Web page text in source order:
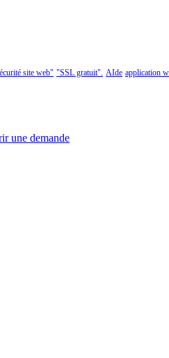
site web" "SSL gratuit". AIde application
une demande